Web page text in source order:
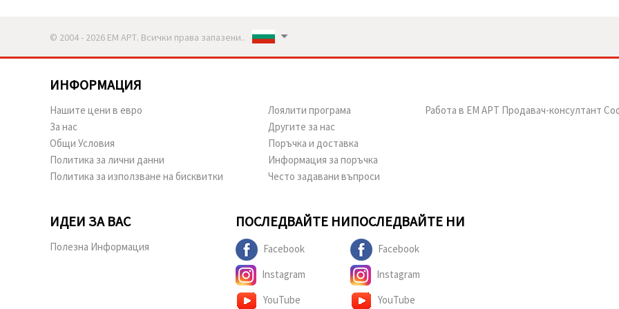
© 2004 - 2026 ЕМ АРТ. Всички права запазени..
ИНФОРМАЦИЯ
Нашите цени в евро
За нас
Общи Условия
Политика за лични данни
Политика за използване на бисквитки
Лоялити програма
Другите за нас
Поръчка и доставка
Информация за поръчка
Често задавани въпроси
Работа в ЕМ АРТ Продавач-консултант
ИДЕИ ЗА ВАС
Полезна Информация
ПОСЛЕДВАЙТЕ НИ
Facebook
Instagram
YouTube
ПОСЛЕДВАЙТЕ НИ
Facebook
Instagram
YouTube